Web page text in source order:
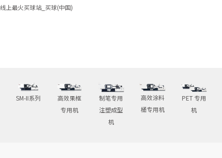
制笔专用注塑成型机
制笔领域
企业新闻
线上最火买球站_买球(中国)
SM-II系列
高效果框
专用机
制笔专用
注塑成型
机
高效涂料
桶专用机
PET 专用
机